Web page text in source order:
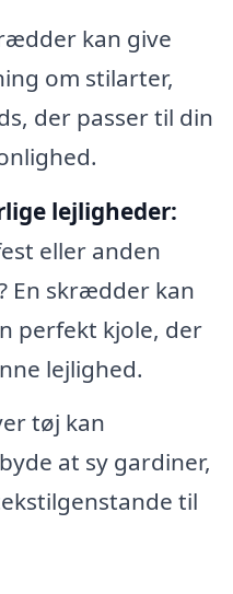
kan give
om stilarter,
der passer til din
lejligheder:
eller anden
En skrædder kan
perfekt kjole, der
lejlighed.
tøj kan
at sy gardiner,
til